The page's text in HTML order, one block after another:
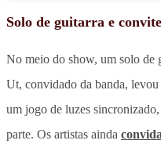
Solo de guitarra e
No meio do show, um solo de
Ut, convidado da banda,
um jogo de luzes
parte. Os artistas ainda